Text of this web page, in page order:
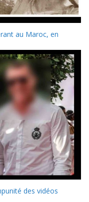
au Maroc, en
des vidéos